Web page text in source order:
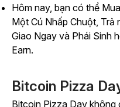
Hôm nay, bạn có thể
Một Cú Nhấp Chuột, Trả
Giao Ngay và Phái Sinh
Earn.
Bitcoin Pizza
Bitcoin Pizza Day không